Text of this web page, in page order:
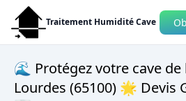
Traitement Humidité Cave
🌊 Protégez votre cave
Lourdes (65100) 🌟 Devis